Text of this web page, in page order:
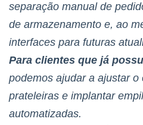
separação manual de
de armazenamento e, ao
interfaces para futuras
Para clientes que já
podemos ajudar a ajustar
prateleiras e implantar
automatizadas.